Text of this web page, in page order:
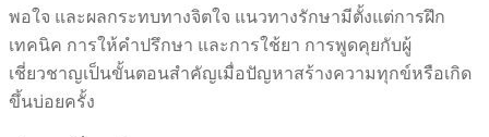
พอใจ และผลกระทบทางจิตใจ แนวทางรักษามีตั้งแต่การฝึก
เทคนิค การให้คำปรึกษา และการใช้ยา การพูดคุยกับผู้
เชี่ยวชาญเป็นขั้นตอนสำคัญเมื่อปัญหาสร้างความทุกข์หรือเกิด
ขึ้นบ่อยครั้ง